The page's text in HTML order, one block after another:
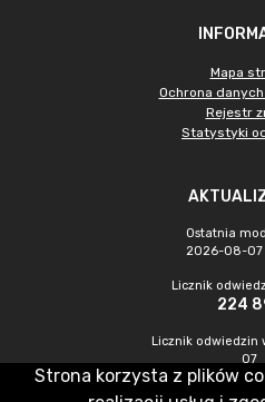
Mapa
Ochrona
Rejestr
Statystyki
Ostatnia
2026-08-07
Licznik
224
Licznik odwiedzin
07
1
Strona korzysta z plików